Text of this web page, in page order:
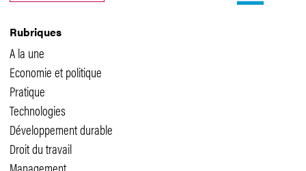
Rubriques
A la une
Economie et politique
Pratique
Technologies
Développement durable
Droit du travail